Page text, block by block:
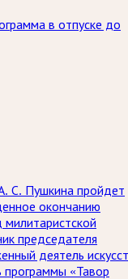
в отпуске до
С. Пушкина пройдет
окончанию
председателя
деятель
«Тавор